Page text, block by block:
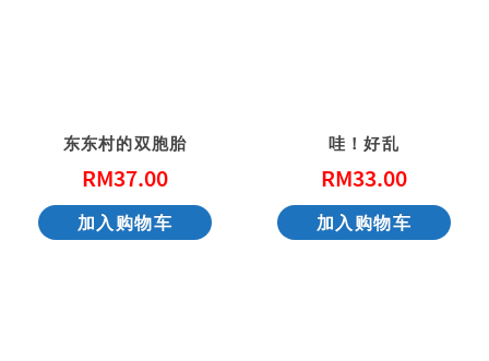
东东村的双胞胎
RM37.00
加入购物车
哇！好乱
RM33.00
加入购物车